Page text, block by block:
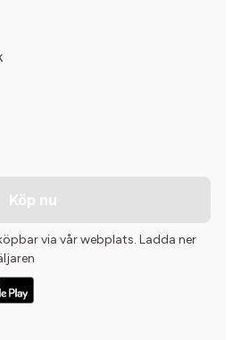
Köp nu
via vår webplats. Ladda ner